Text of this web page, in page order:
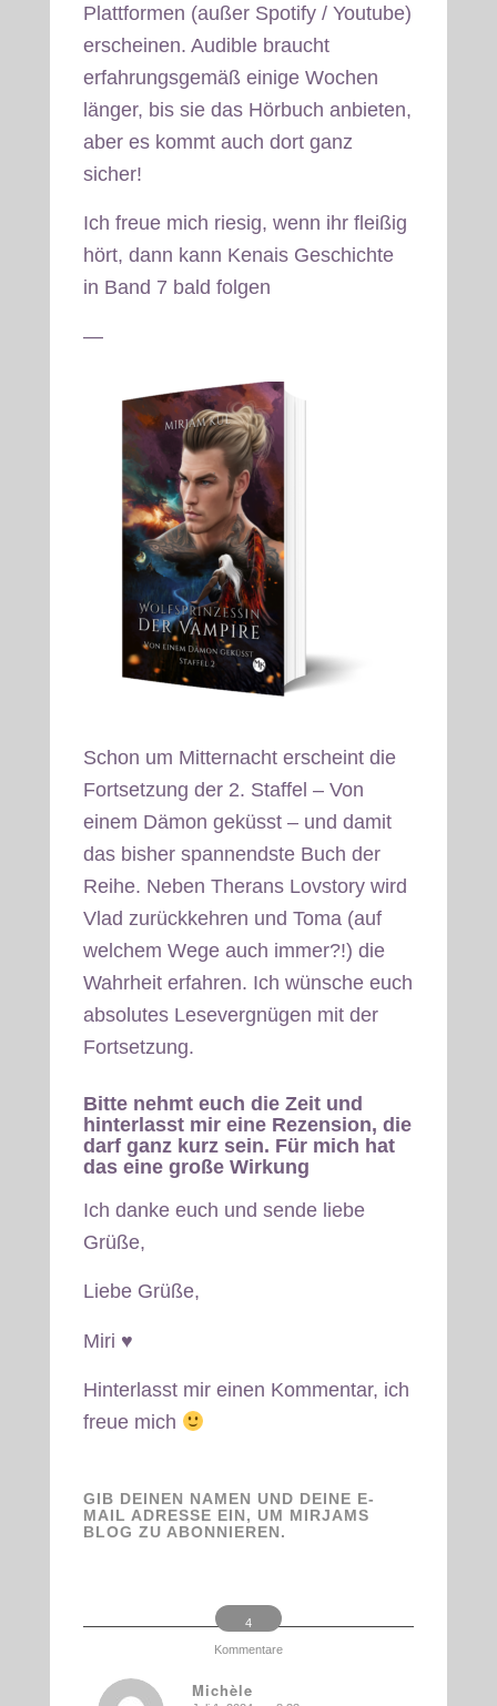
Plattformen (außer Spotify / Youtube)
erscheinen. Audible braucht
erfahrungsgemäß einige Wochen
länger, bis sie das Hörbuch anbieten,
aber es kommt auch dort ganz
sicher!
Ich freue mich riesig, wenn ihr fleißig
hört, dann kann Kenais Geschichte
in Band 7 bald folgen
—
Schon um Mitternacht erscheint die
Fortsetzung der 2. Staffel – Von
einem Dämon geküsst – und damit
das bisher spannendste Buch der
Reihe. Neben Therans Lovstory wird
Vlad zurückkehren und Toma (auf
welchem Wege auch immer?!) die
Wahrheit erfahren. Ich wünsche euch
absolutes Lesevergnügen mit der
Fortsetzung.
Bitte nehmt euch die Zeit und
hinterlasst mir eine Rezension, die
darf ganz kurz sein. Für mich hat
das eine große Wirkung
Ich danke euch und sende liebe
Grüße,
Liebe Grüße,
Miri ♥
Hinterlasst mir einen Kommentar, ich
freue mich
GIB DEINEN NAMEN UND DEINE E-
MAIL ADRESSE EIN, UM MIRJAMS
BLOG ZU ABONNIEREN.
4
Kommentare
Michèle